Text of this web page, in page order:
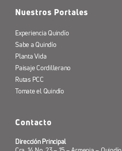
Nuestros Portales
Experiencia Quindío
Sabe a Quindío
Planta Vida
Paisaje Cordillerano
Rutas PCC
Tomate el Quindío
Contacto
Dirección Principal